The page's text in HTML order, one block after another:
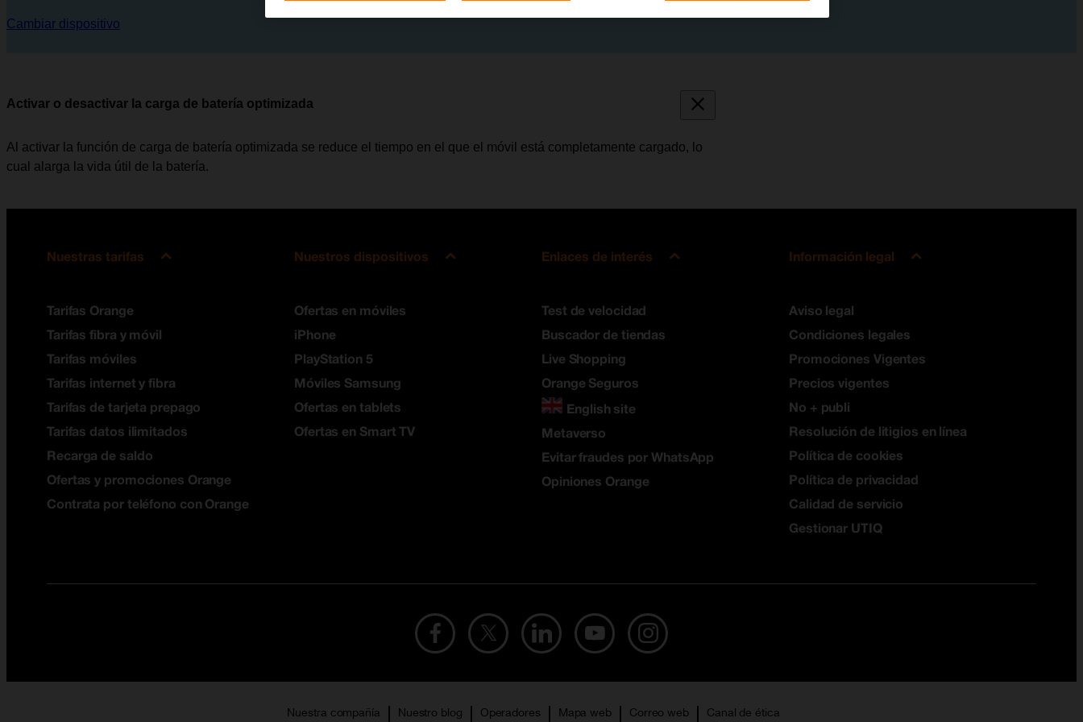
Cambiar dispositivo
Activar o desactivar la carga de batería optimizada
Al activar la función de carga de batería optimizada se reduce el tiempo en el que el móvil está completamente cargado, lo
cual alarga la vida útil de la batería.
Nuestras tarifas
Tarifas Orange
Tarifas fibra y móvil
Tarifas móviles
Tarifas internet y fibra
Tarifas de tarjeta prepago
Tarifas datos ilimitados
Recarga de saldo
Ofertas y promociones Orange
Contrata por teléfono con Orange
Nuestros dispositivos
Ofertas en móviles
iPhone
PlayStation 5
Móviles Samsung
Ofertas en tablets
Ofertas en Smart TV
Enlaces de interés
Test de velocidad
Buscador de tiendas
Live Shopping
Orange Seguros
English site
Metaverso
Evitar fraudes por WhatsApp
Opiniones Orange
Información legal
Aviso legal
Condiciones legales
Promociones Vigentes
Precios vigentes
No + publi
Resolución de litigios en línea
Política de cookies
Política de privacidad
Calidad de servicio
Gestionar UTIQ
Nuestra compañía Nuestro blog Operadores Mapa web Correo web Canal de ética